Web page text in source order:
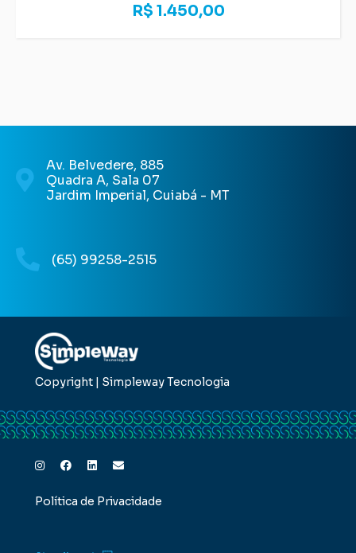
R$ 1.450,00
Av. Belvedere, 885
Quadra A, Sala 07
Jardim Imperial, Cuiabá - MT
(65) 99258-2515
Copyright | Simpleway Tecnologia
Política de Privacidade